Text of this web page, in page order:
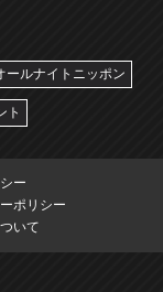
ールナイトニッポン
ト
ー
ポリシー
いて